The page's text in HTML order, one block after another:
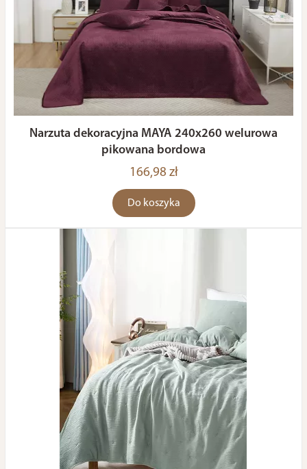
Narzuta dekoracyjna MAYA 240x260 welurowa
pikowana bordowa
166,98 zł
Do koszyka